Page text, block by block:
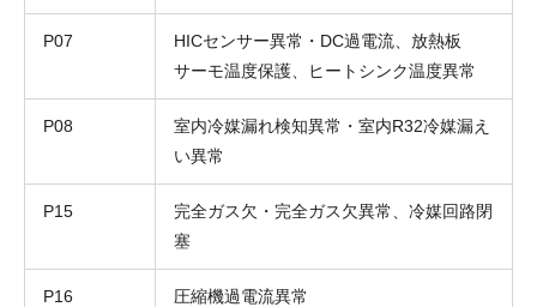
P07
HICセンサー異常・DC過電流、放熱板
サーモ温度保護、ヒートシンク温度異常
P08
室内冷媒漏れ検知異常・室内R32冷媒漏え
い異常
P15
完全ガス欠・完全ガス欠異常、冷媒回路閉
塞
P16 圧縮機過電流異常